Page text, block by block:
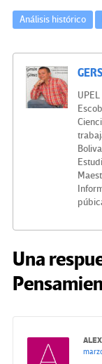
Análisis histórico
Una